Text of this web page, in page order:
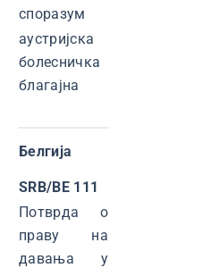
споразум
аустријска
болесничка
благајна
Белгија
SRB/BE 111
Потврда о
праву на
давања у